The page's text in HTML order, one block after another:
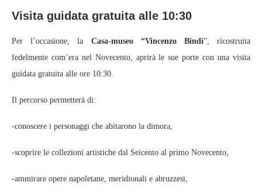
Visita guidata gratuita alle 10:30
Per l’occasione, la Casa-museo “Vincenzo Bindi”, ricostruita
fedelmente com’era nel Novecento, aprirà le sue porte con una visita
guidata gratuita alle ore 10:30.
Il percorso permetterà di:
-conoscere i personaggi che abitarono la dimora,
-scoprire le collezioni artistiche dal Seicento al primo Novecento,
-ammirare opere napoletane, meridionali e abruzzesi,